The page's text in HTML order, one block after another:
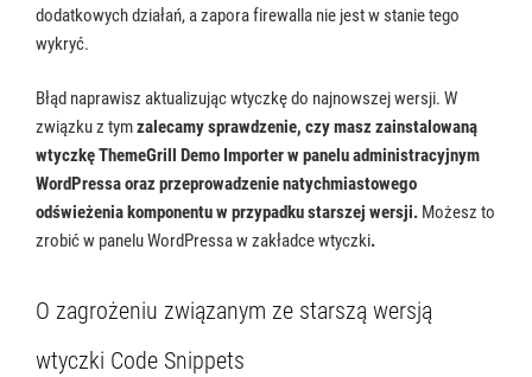
dodatkowych działań, a zapora firewalla nie jest w stanie tego
wykryć.
Błąd naprawisz aktualizując wtyczkę do najnowszej wersji. W
związku z tymzalecamy sprawdzenie, czy masz zainstalowaną
wtyczkę ThemeGrill Demo Importer w panelu administracyjnym
WordPressa oraz przeprowadzenie natychmiastowego
odświeżenia komponentu w przypadku starszej wersji. Możesz to
zrobić w panelu WordPressa w zakładce wtyczki.
O zagrożeniu związanym ze starszą wersją
wtyczki Code Snippets